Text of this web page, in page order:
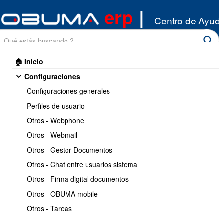
erp | Centro de
🏠 Inicio
Configuraciones
Configuraciones generales
Perfiles de usuario
Otros - Webphone
Otros - Webmail
Otros - Gestor Documentos
Otros - Chat entre usuarios sistema
Otros - Firma digital documentos
Otros - OBUMA mobile
Otros - Tareas
OBUMA esign/General
Imprimir 1 / 2
Configurar OBUMA erp para
usar OBUMA Esign